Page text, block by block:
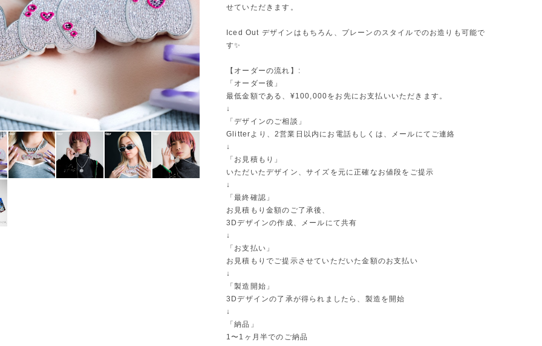
せていただきます。
Iced Out デザインはもちろん、プレーンのスタイルでのお造りも可能で
す✨
【オーダーの流れ】:
「オーダー後」
最低金額である、¥100,000をお先にお支払いいただきます。
↓
「デザインのご相談」
Glitterより、2営業日以内にお電話もしくは、メールにてご連絡
↓
「お見積もり」
いただいたデザイン、サイズを元に正確なお値段をご提示
↓
「最終確認」
お見積もり金額のご了承後、
3Dデザインの作成、メールにて共有
↓
「お支払い」
お見積もりでご提示させていただいた金額のお支払い
↓
「製造開始」
3Dデザインの了承が得られましたら、製造を開始
↓
「納品」
1〜1ヶ月半でのご納品